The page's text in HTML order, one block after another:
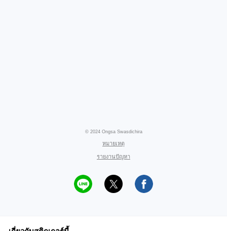
© 2024 Ongsa Swasdichira
หมายเหตุ
รายงานปัญหา